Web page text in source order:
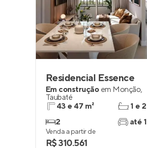
Residencial Essence
Em construção em Monção,
Taubaté
43 e 47 m²
2
1 e 2
até 1
Venda a partir de
R$ 310.561